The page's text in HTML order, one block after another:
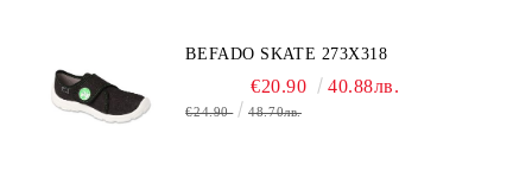
BEFADO SKATE 273X318
€20.90 40.88лв.
€24.90 48.70лв.